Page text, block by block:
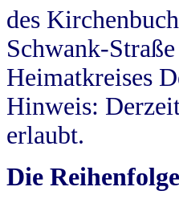
des
Schwank-
Heimatkreises
Hinweis:
erlaubt.
Die